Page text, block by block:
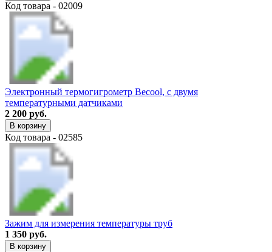
Код товара - 02009
Электронный термогигрометр Becool, с двумя
температурными датчиками
2 200 руб.
В корзину
Код товара - 02585
Зажим для измерения температуры труб
1 350 руб.
В корзину